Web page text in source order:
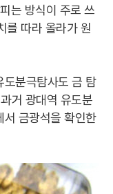
는 방식이 주로 쓰
를 따라 올라가 원
도분극탐사도 금 탐
거 광대역 유도분
금광석을 확인한